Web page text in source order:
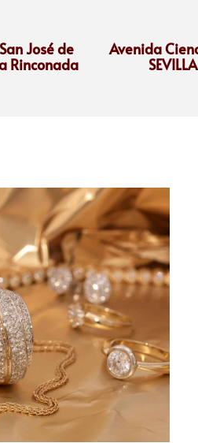
San José de
Rinconada
Avenida
SEVILLA